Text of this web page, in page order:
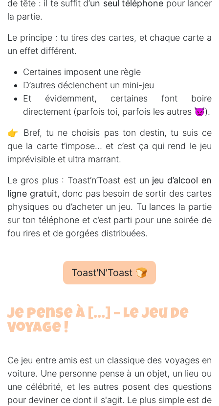
de tête : il te suffit d’un seul téléphone pour lancer
la partie.
Le principe : tu tires des cartes, et chaque carte a
un effet différent.
Certaines imposent une règle
D’autres déclenchent un mini-jeu
Et évidemment, certaines font boire
directement (parfois toi, parfois les autres 😈).
👉 Bref, tu ne choisis pas ton destin, tu suis ce
que la carte t’impose… et c’est ça qui rend le jeu
imprévisible et ultra marrant.
Le gros plus : Toast’n’Toast est un jeu d’alcool en
ligne gratuit, donc pas besoin de sortir des cartes
physiques ou d’acheter un jeu. Tu lances la partie
sur ton téléphone et c’est parti pour une soirée de
fou rires et de gorgées distribuées.
Toast'N'Toast 🍞
Je pense à […] – Le jeu de
voyage !
Ce jeu entre amis est un classique des voyages en
voiture. Une personne pense à un objet, un lieu ou
une célébrité, et les autres posent des questions
pour deviner ce dont il s'agit. Le plus simple est de